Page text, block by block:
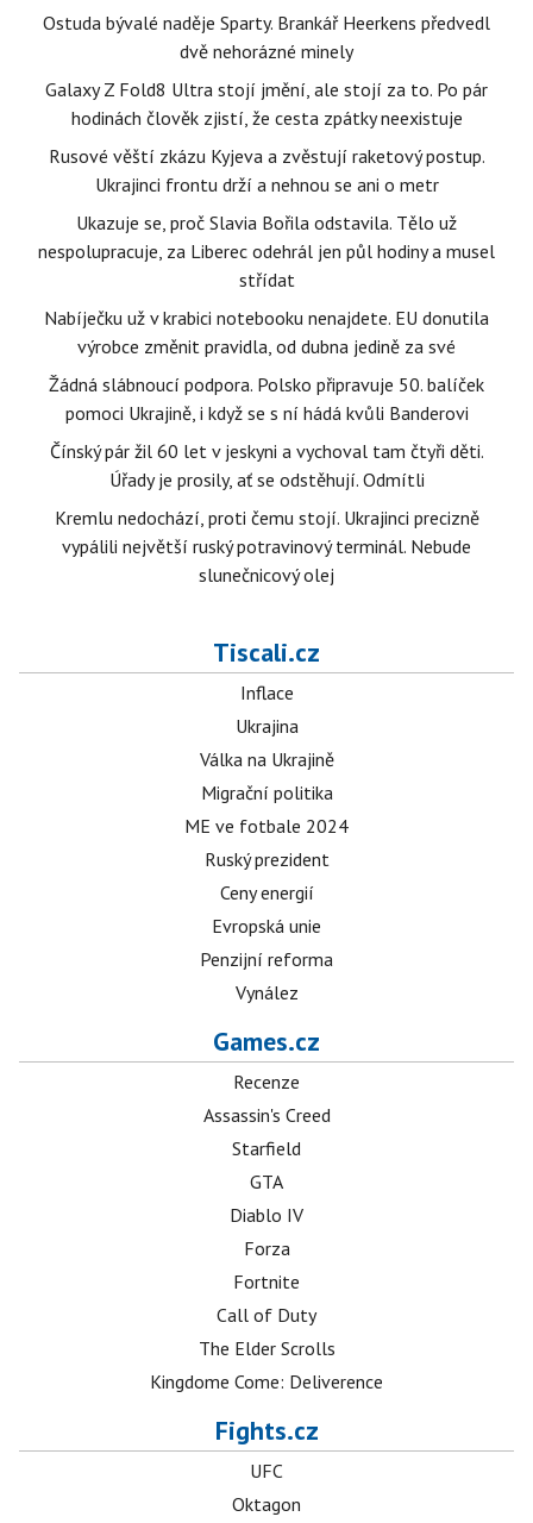
Ostuda bývalé naděje Sparty. Brankář Heerkens předvedl
dvě nehorázné minely
Galaxy Z Fold8 Ultra stojí jmění, ale stojí za to. Po pár
hodinách člověk zjistí, že cesta zpátky neexistuje
Rusové věští zkázu Kyjeva a zvěstují raketový postup.
Ukrajinci frontu drží a nehnou se ani o metr
Ukazuje se, proč Slavia Bořila odstavila. Tělo už
nespolupracuje, za Liberec odehrál jen půl hodiny a musel
střídat
Nabíječku už v krabici notebooku nenajdete. EU donutila
výrobce změnit pravidla, od dubna jedině za své
Žádná slábnoucí podpora. Polsko připravuje 50. balíček
pomoci Ukrajině, i když se s ní hádá kvůli Banderovi
Čínský pár žil 60 let v jeskyni a vychoval tam čtyři děti.
Úřady je prosily, ať se odstěhují. Odmítli
Kremlu nedochází, proti čemu stojí. Ukrajinci precizně
vypálili největší ruský potravinový terminál. Nebude
slunečnicový olej
Tiscali.cz
Inflace
Ukrajina
Válka na Ukrajině
Migrační politika
ME ve fotbale 2024
Ruský prezident
Ceny energií
Evropská unie
Penzijní reforma
Vynález
Games.cz
Recenze
Assassin's Creed
Starfield
GTA
Diablo IV
Forza
Fortnite
Call of Duty
The Elder Scrolls
Kingdome Come: Deliverence
Fights.cz
UFC
Oktagon